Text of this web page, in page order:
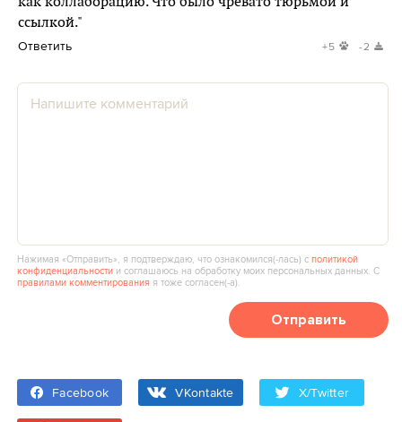
ссылкой."
Ответить +5 -2
Нажимая «Отправить», я подтверждаю, что ознакомился(‑лась) сполитикой
конфиденциальности и соглашаюсь на обработку моих персональных данных. С
правилами комментирования я тоже согласен(‑а).
Отправить
Facebook VKontakte X/Twitter